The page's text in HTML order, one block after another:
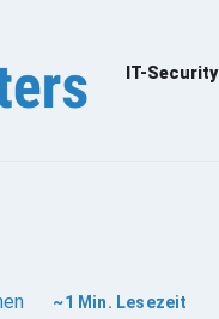
IT-Security
~1 Min. Lesezeit